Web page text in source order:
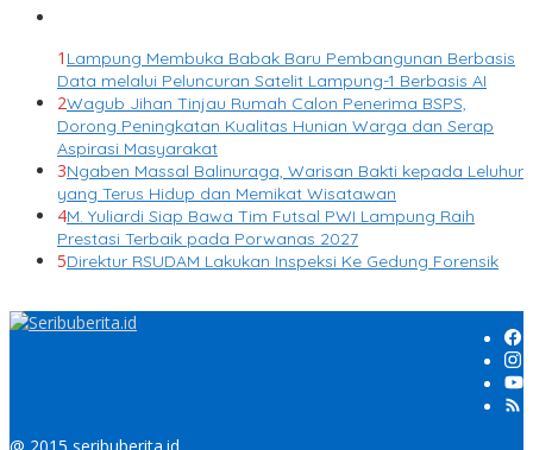
1 Lampung Membuka Babak Baru Pembangunan Berbasis
Data melalui Peluncuran Satelit Lampung-1 Berbasis AI
2Wagub Jihan Tinjau Rumah Calon Penerima BSPS,
Dorong Peningkatan Kualitas Hunian Warga dan Serap
Aspirasi Masyarakat
3Ngaben Massal Balinuraga, Warisan Bakti kepada Leluhur
yang Terus Hidup dan Memikat Wisatawan
4M. Yuliardi Siap Bawa Tim Futsal PWI Lampung Raih
Prestasi Terbaik pada Porwanas 2027
5Direktur RSUDAM Lakukan Inspeksi Ke Gedung Forensik